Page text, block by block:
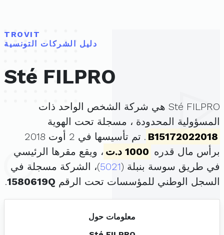
TROVIT
دليل الشركات التونسية
Sté FILPRO
Sté FILPRO هي شركة الشخص الواحد ذات
المسؤولية المحدودة ، مسجلة تحت الهوية
B15172022018
. تم تأسيسها في 2 أوت 2018
برأس مال قدره 1000 د.ت
، ويقع مقرها الرئيسي
في طريق سوسة بنبلة (5021)، الشركة مسجلة في
السجل الوطني للمؤسسات تحت الرقم 1580619Q
.
معلومات حول